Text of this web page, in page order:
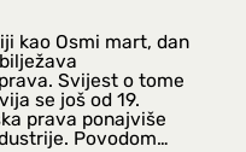
kao Osmi mart, dan
Svijest o tome
se još od 19.
prava ponajviše
Povodom…